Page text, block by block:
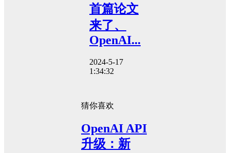
首篇论文
来了、
OpenAI...
2024-5-17
1:34:32
猜你喜欢
OpenAI API
升级：新